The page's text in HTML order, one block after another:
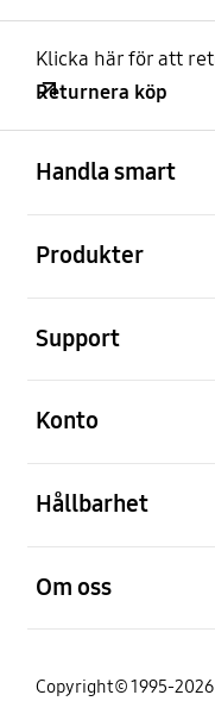
Klicka här för att
Returnera köp
Handla smart
Produkter
Support
Konto
Hållbarhet
Om oss
Copyright© 1995-